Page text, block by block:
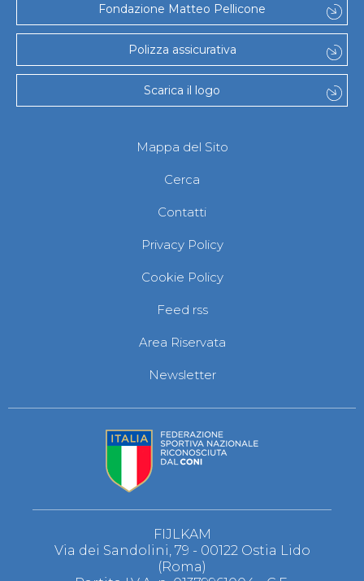
Fondazione Matteo Pellicone
Polizza assicurativa
Scarica il logo
Mappa del Sito
Cerca
Contatti
Privacy Policy
Cookie Policy
Feed rss
Area Riservata
Newsletter
FIJLKAM
Via dei Sandolini, 79 - 00122 Ostia Lido
(Roma)